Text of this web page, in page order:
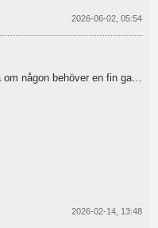
2026-06-02, 05:54
2026-02-14, 13:48